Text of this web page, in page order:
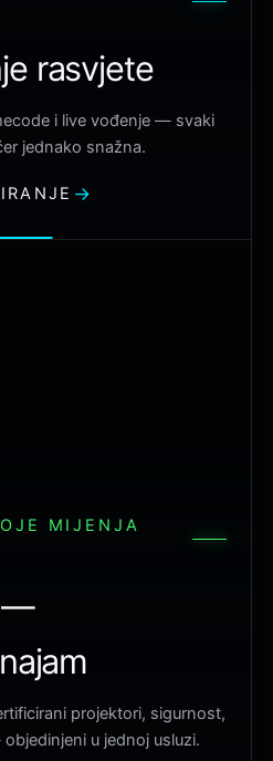
rasvjete
i live vođenje — svaki
jednako snažna.
MIJENJA
—
projektori, sigurnost,
u jednoj usluzi.